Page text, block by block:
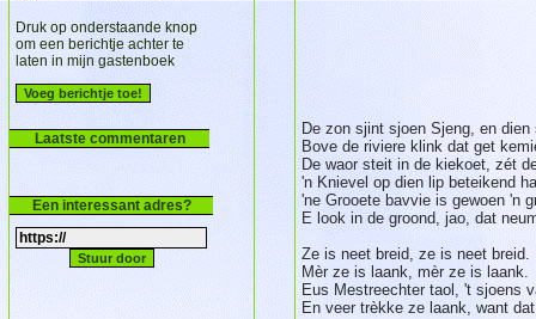
Druk op onderstaande knop
om een berichtje achter te
laten in mijn gastenboek
Laatste commentaren
Een interessant adres?
De zon sjint sjoen Sjeng, en
Bove de riviere klink dat get
De waor steit in de kiekoet, zét
'n Knievel op dien lip beteikend
'ne Grooete bavvie is gewoen 'n
E look in de groond, jao, dat
Ze is neet breid, ze is neet breid.
Mèr ze is laank, mèr ze is laank.
Eus Mestreechter taol, 't sjoens
En veer trèkke ze laank, want